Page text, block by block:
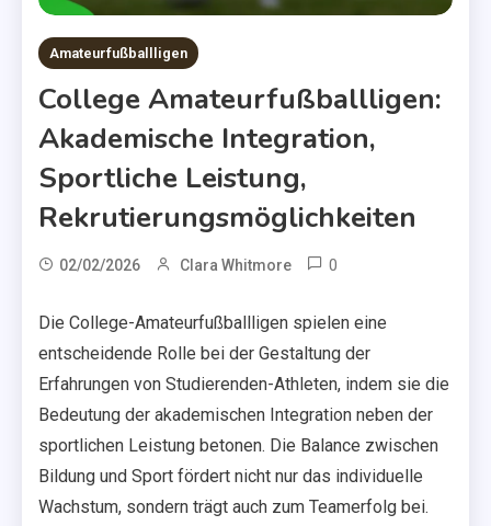
Amateurfußballligen
College Amateurfußballligen:
Akademische Integration,
Sportliche Leistung,
Rekrutierungsmöglichkeiten
02/02/2026 Clara Whitmore 0
Die College-Amateurfußballligen spielen eine
entscheidende Rolle bei der Gestaltung der
Erfahrungen von Studierenden-Athleten, indem sie die
Bedeutung der akademischen Integration neben der
sportlichen Leistung betonen. Die Balance zwischen
Bildung und Sport fördert nicht nur das individuelle
Wachstum, sondern trägt auch zum Teamerfolg bei.